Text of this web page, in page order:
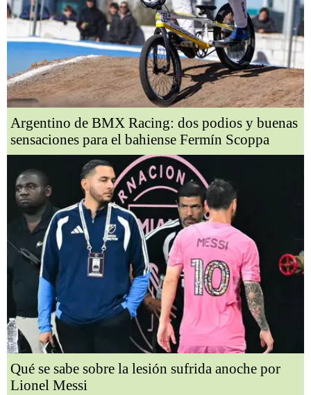
Argentino de BMX Racing: dos podios y buenas
sensaciones para el bahiense Fermín Scoppa
Qué se sabe sobre la lesión sufrida anoche por
Lionel Messi